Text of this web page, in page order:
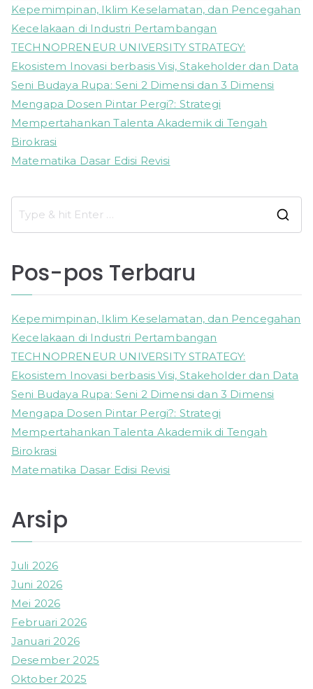
Kepemimpinan, Iklim Keselamatan, dan Pencegahan
Kecelakaan di Industri Pertambangan
TECHNOPRENEUR UNIVERSITY STRATEGY:
Ekosistem Inovasi berbasis Visi, Stakeholder dan Data
Seni Budaya Rupa: Seni 2 Dimensi dan 3 Dimensi
Mengapa Dosen Pintar Pergi?: Strategi
Mempertahankan Talenta Akademik di Tengah
Birokrasi
Matematika Dasar Edisi Revisi
c
Pos-pos Terbaru
Kepemimpinan, Iklim Keselamatan, dan Pencegahan
Kecelakaan di Industri Pertambangan
TECHNOPRENEUR UNIVERSITY STRATEGY:
Ekosistem Inovasi berbasis Visi, Stakeholder dan Data
Seni Budaya Rupa: Seni 2 Dimensi dan 3 Dimensi
Mengapa Dosen Pintar Pergi?: Strategi
Mempertahankan Talenta Akademik di Tengah
Birokrasi
Matematika Dasar Edisi Revisi
Arsip
Juli 2026
Juni 2026
Mei 2026
Februari 2026
Januari 2026
Desember 2025
Oktober 2025